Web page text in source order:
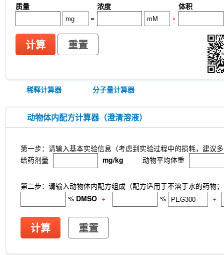
质量 浓度
体积
=
×
计算 重置
稀释计算器 分子量计算器
动物体内配方计算器（澄清溶液）
第一步：请输入基本实验信息（考虑到实验过程中的损耗，建议
给药剂量
mg/kg 动物平均体重
第二步：请输入动物体内配方组成（配方适用于不溶于水的药物
% DMSO + % +
计算 重置